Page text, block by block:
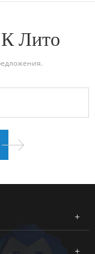
Лито